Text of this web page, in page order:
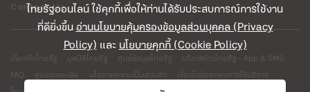
ไทยรัฐออนไลน์ ใช้คุกกี้เพื่อให้ท่านได้รับประสบการณ์การใช้งาน
ที่ดียิ่งขึ้นอ่านนโยบายคุ้มครองข้อมูลส่วนบุคคล (Privacy
Policy) และนโยบายคุกกี้ (Cookie Policy)
Contact Us
เกี่ยวกับไทยรัฐ มูลนิธิไทยรัฐ ศูนย์ข้อมูลไทยรัฐ
บริการข่าวไทยรัฐ - App & SMS
FAQ
ศูนย์ช่วยเหลือ นโยบายความเป็นส่วนตัว
เงื่อนไขข้อตกลงการใช้บริการ